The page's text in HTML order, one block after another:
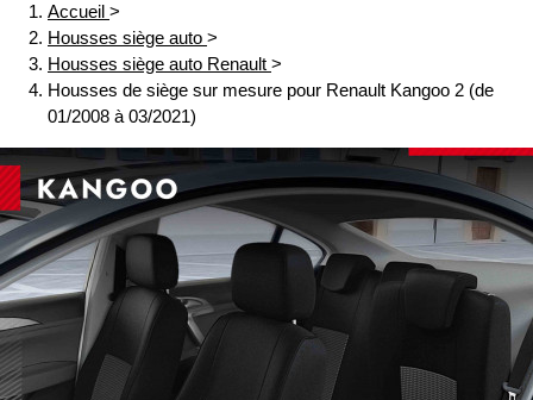
Accueil >
Housses siège auto >
Housses siège auto Renault >
Housses de siège sur mesure pour Renault Kangoo 2 (de
01/2008 à 03/2021)